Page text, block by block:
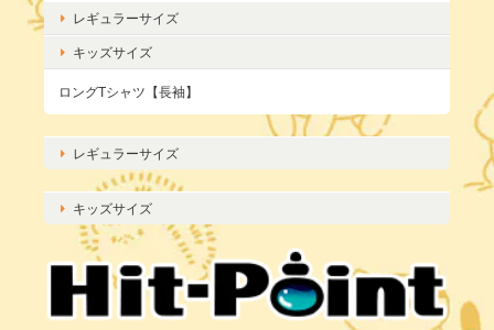
レギュラーサイズ
キッズサイズ
ロングTシャツ【長袖】
レギュラーサイズ
キッズサイズ